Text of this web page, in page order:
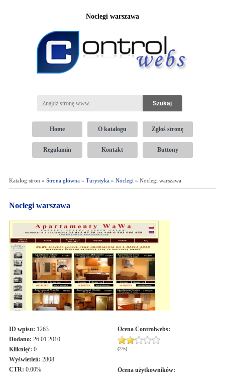
Noclegi warszawa
Home O katalogu Zgłoś stronę
Regulamin Kontakt Buttony
Katalog stron » Strona główna» Turystyka» Noclegi » Noclegi warszawa
Noclegi warszawa
ID wpisu: 1263
Dodano: 26.01.2010
Kliknięć: 0
Wyświetleń: 2808
CTR: 0.00%
Ocena Controlwebs:
(2/5)
Ocena użytkowników: